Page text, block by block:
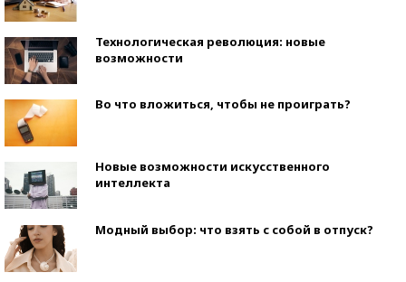
Технологическая революция: новые
возможности
Во что вложиться, чтобы не проиграть?
Новые возможности искусственного
интеллекта
Модный выбор: что взять с собой в отпуск?